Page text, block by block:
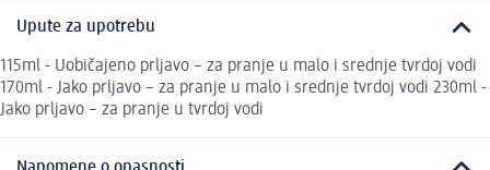
Upute za upotrebu
115ml - Uobičajeno prljavo – za pranje u malo i srednje tvrdoj vodi
170ml - Jako prljavo – za pranje u malo i srednje tvrdoj vodi 230ml -
Jako prljavo – za pranje u tvrdoj vodi